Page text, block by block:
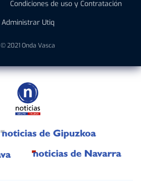
Condiciones de uso y Contratación
Administrar Utiq
© 2021 Onda Vasca